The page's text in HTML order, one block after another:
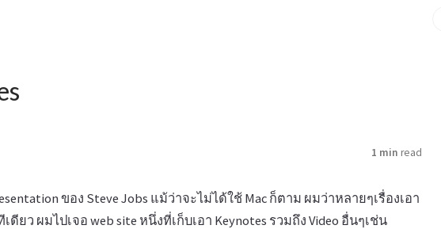
1 min read
ของ Steve Jobs แม้ว่าจะไม่ได้ใช้ Mac ก็ตาม ผมว่าหลายๆเรื่องเอา
ยว ผมไปเจอ web site หนึ่งที่เก็บเอา Keynotes รวมถึง Video อื่นๆเช่น